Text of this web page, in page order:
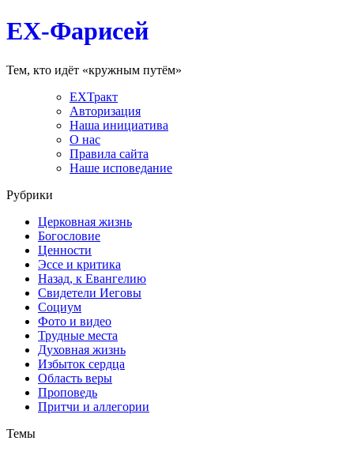
EX-Фарисей
Тем, кто идёт «кружным путём»
EXТракт
Авторизация
Наша инициатива
О нас
Правила сайта
Наше исповедание
Рубрики
Церковная жизнь
Богословие
Ценности
Эссе и критика
Назад, к Евангелию
Свидетели Иеговы
Социум
Фото и видео
Трудные места
Духовная жизнь
Избыток сердца
Область веры
Проповедь
Притчи и аллегории
Темы